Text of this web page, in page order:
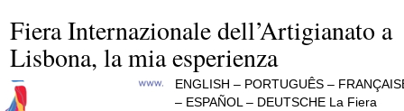
Fiera Internazionale dell’Artigianato a
Lisbona, la mia esperienza
ENGLISH – PORTUGUÊS –
– ESPAÑOL – DEUTSCHE La Fiera